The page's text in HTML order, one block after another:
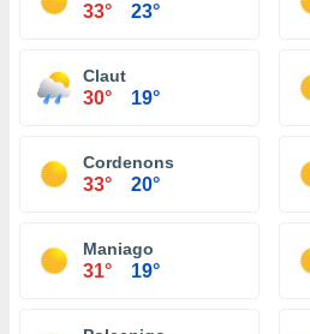
33° 23°
Claut
30° 19°
Cordenons
33° 20°
Maniago
31° 19°